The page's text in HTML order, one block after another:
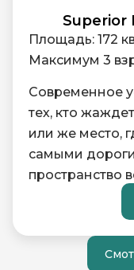
Superior
Площадь: 172
Максимум 3
Современное
тех, кто
или же место,
самыми
пространство